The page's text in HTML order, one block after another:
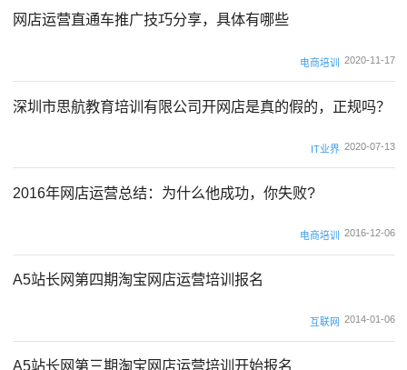
网店运营直通车推广技巧分享，具体有哪些
电商培训 2020-11-17
深圳市思航教育培训有限公司开网店是真的假的，正规吗？
IT业界 2020-07-13
2016年网店运营总结：为什么他成功，你失败?
电商培训 2016-12-06
A5站长网第四期淘宝网店运营培训报名
互联网 2014-01-06
A5站长网第三期淘宝网店运营培训开始报名